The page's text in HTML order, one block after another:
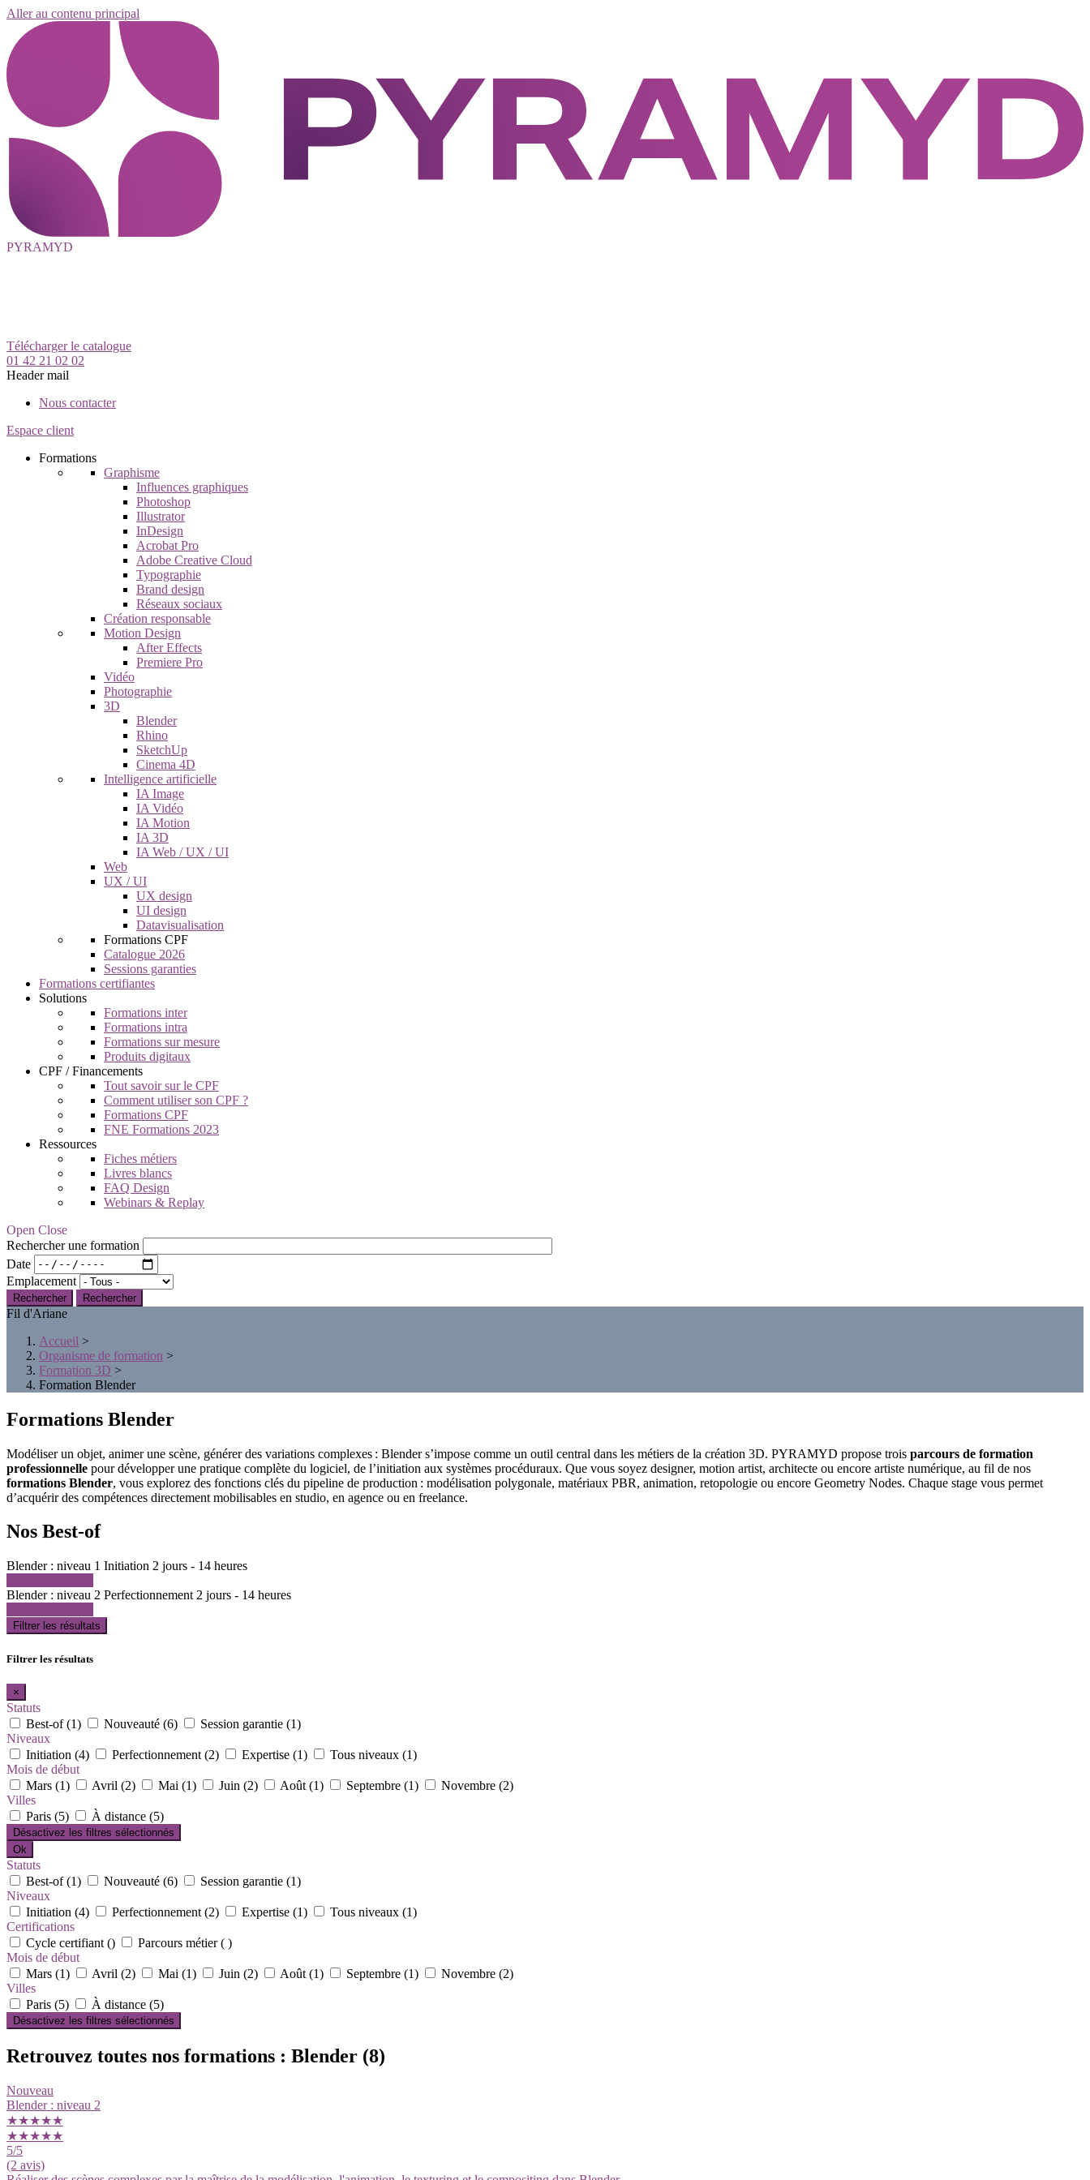
Aller au contenu principal
PYRAMYD
Télécharger le catalogue
01 42 21 02 02
Header mail
Nous contacter
Espace client
Formations
Graphisme
Influences graphiques
Photoshop
Illustrator
InDesign
Acrobat Pro
Adobe Creative Cloud
Typographie
Brand design
Réseaux sociaux
Création responsable
Motion Design
After Effects
Premiere Pro
Vidéo
Photographie
3D
Blender
Rhino
SketchUp
Cinema 4D
Intelligence artificielle
IA Image
IA Vidéo
IA Motion
IA 3D
IA Web / UX / UI
Web
UX / UI
UX design
UI design
Datavisualisation
Formations CPF
Catalogue 2026
Sessions garanties
Formations certifiantes
Solutions
Formations inter
Formations intra
Formations sur mesure
Produits digitaux
CPF / Financements
Tout savoir sur le CPF
Comment utiliser son CPF ?
Formations CPF
FNE Formations 2023
Ressources
Fiches métiers
Livres blancs
FAQ Design
Webinars & Replay
Open Close
Rechercher une formation
Date
Emplacement
Rechercher
Fil d'Ariane
Accueil >
Organisme de formation >
Formation 3D >
Formation Blender
Formations Blender
Modéliser un objet, animer une scène, générer des variations complexes : Blender s’impose comme un outil central dans les métiers de la création 3D. PYRAMYD propose trois parcours de formation
professionnelle pour développer une pratique complète du logiciel, de l’initiation aux systèmes procéduraux. Que vous soyez designer, motion artist, architecte ou encore artiste numérique, au fil de nos
formations Blender, vous explorez des fonctions clés du pipeline de production : modélisation polygonale, matériaux PBR, animation, retopologie ou encore Geometry Nodes. Chaque stage vous permet
d’acquérir des compétences directement mobilisables en studio, en agence ou en freelance.
Nos Best-of
Blender : niveau 1 Initiation 2 jours - 14 heures
Blender : niveau 2 Perfectionnement 2 jours - 14 heures
Filtrer les résultats
Filtrer les résultats
×
Statuts
Best-of (1)
Nouveauté (6)
Session garantie (1)
Niveaux
Initiation (4)
Perfectionnement (2) Expertise (1)
Tous niveaux (1)
Mois de début
Mars (1)
Avril (2) Mai (1) Juin (2) Août (1) Septembre (1)
Novembre (2)
Villes
Paris (5)
À distance (5)
Désactivez les filtres sélectionnés
Ok
Statuts
Best-of (1)
Nouveauté (6)
Session garantie (1)
Niveaux
Initiation (4)
Perfectionnement (2) Expertise (1)
Tous niveaux (1)
Certifications
Cycle certifiant ()
Parcours métier ( )
Mois de début
Mars (1)
Avril (2) Mai (1) Juin (2) Août (1) Septembre (1)
Novembre (2)
Villes
Paris (5)
À distance (5)
Désactivez les filtres sélectionnés
Retrouvez toutes nos formations : Blender (8)
Nouveau
Blender : niveau 2
★★★★★
★★★★★
5/5
(2 avis)